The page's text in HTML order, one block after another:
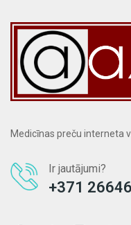
Medicīnas preču interneta
Ir jautājumi?
+371